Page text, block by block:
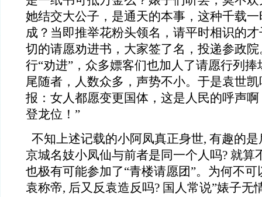
她结交大公子，是通天的本事，这种千载
成？当即推举花粉头领名，请平时相识的
切的请愿劝进书，大家签了名，投递参政
行“劝进”，众多嫖客们也加人了请愿行列
尾随者，人数众多，声势不小。于是袁世
报：女人都愿变更国体，这是人民的呼声
登龙位！”
不知上述记载的小阿凤真正身世, 有趣的
京城名妓小凤仙与前者是同一个人吗? 就算
也极有可能参加了“青楼请愿团”。为何不可
袁称帝, 后又反袁造反吗? 国人常说”婊子无